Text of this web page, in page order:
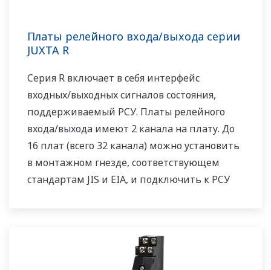
Платы релейного входа/выхода серии
JUXTA R
Серия R включает в себя интерфейс
входных/выходных сигналов состояния,
поддерживаемый РСУ. Платы релейного
входа/выхода имеют 2 канала на плату. До
16 плат (всего 32 канала) можно установить
в монтажном гнезде, соответствующем
стандартам JIS и EIA, и подключить к РСУ